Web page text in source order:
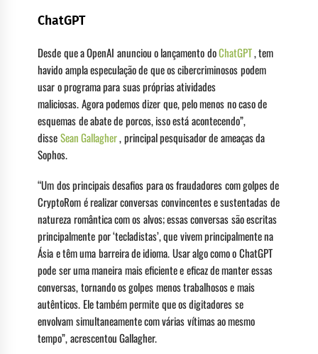
ChatGPT
Desde que a OpenAI anunciou o lançamento doChatGPT, tem
havido ampla especulação de que os cibercriminosos podem
usar o programa para suas próprias atividades
maliciosas. Agora podemos dizer que, pelo menos no caso de
esquemas de abate de porcos, isso está acontecendo”,
disseSean Gallagher, principal pesquisador de ameaças da
Sophos.
“Um dos principais desafios para os fraudadores com golpes de
CryptoRom é realizar conversas convincentes e sustentadas de
natureza romântica com os alvos; essas conversas são escritas
principalmente por ‘tecladistas’, que vivem principalmente na
Ásia e têm uma barreira de idioma. Usar algo como o ChatGPT
pode ser uma maneira mais eficiente e eficaz de manter essas
conversas, tornando os golpes menos trabalhosos e mais
autênticos. Ele também permite que os digitadores se
envolvam simultaneamente com várias vítimas ao mesmo
tempo”, acrescentou Gallagher.